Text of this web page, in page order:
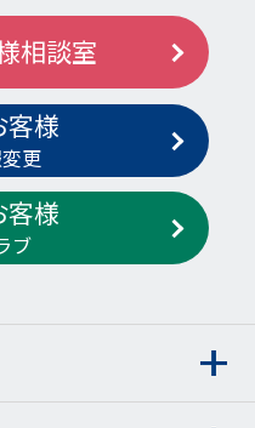
相談室
客様
更
客様
ブ